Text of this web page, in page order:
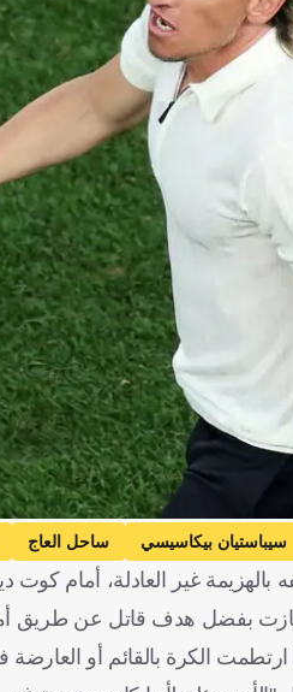
سيباستيان بيكاسيسي ساحل العاج
غير العادلة، أمام كوت